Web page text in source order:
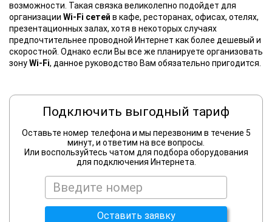
возможности. Такая связка великолепно подойдет для
организации Wi-Fi сетей в кафе, ресторанах, офисах, отелях,
презентационных залах, хотя в некоторых случаях
предпочтительнее проводной Интернет как более дешевый и
скоростной. Однако если Вы все же планируете организовать
зонуWi-Fi, данное руководство Вам обязательно пригодится.
Подключить выгодный тариф
Оставьте номер телефона и мы перезвоним в течение 5
минут, и ответим на все вопросы.
Или воспользуйтесь чатом для подбора оборудования
для подключения Интернета.
Оставить заявку